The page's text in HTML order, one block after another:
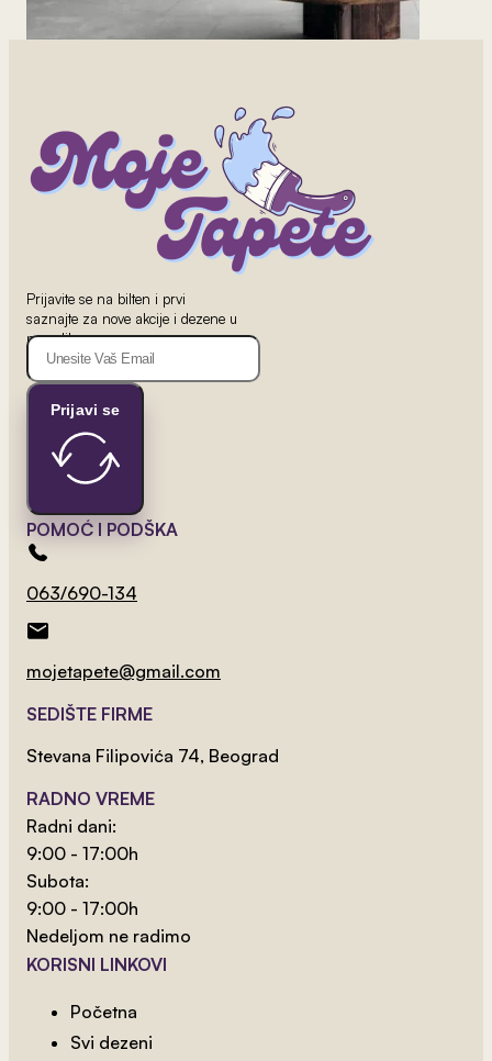
Pastelne Šumske Životinje
Prijavite se na bilten i prvi
saznajte za nove akcije i dezene u
ponudi!
Prijavi se
POMOĆ I PODŠKA
063/690-134
mojetapete@gmail.com
SEDIŠTE FIRME
Stevana Filipovića 74, Beograd
RADNO VREME
Radni dani:
9:00 - 17:00h
Subota:
9:00 - 17:00h
Nedeljom ne radimo
KORISNI LINKOVI
Početna
Svi dezeni